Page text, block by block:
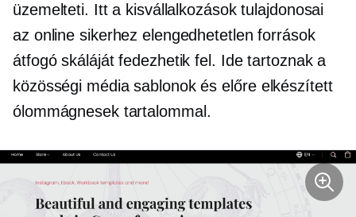
üzemelteti. Itt a kisvállalkozások tulajdonosai
az online sikerhez elengedhetetlen források
átfogó skáláját fedezhetik fel. Ide tartoznak a
közösségi média sablonok éselőre elkészített
ólommágnesek tartalommal.